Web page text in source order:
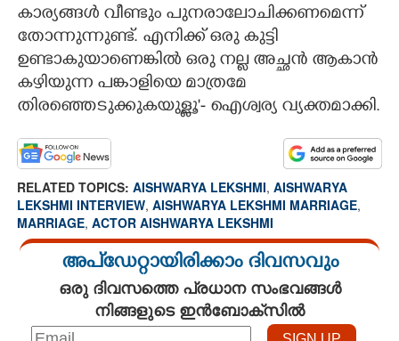
കാര്യങ്ങൾ വീണ്ടും പുനരാലോചിക്കണമെന്ന്
തോന്നുന്നുണ്ട്. എനിക്ക് ഒരു കുട്ടി
ഉണ്ടാകുയാണെങ്കിൽ ഒരു നല്ല അച്ഛൻ ആകാൻ
കഴിയുന്ന പങ്കാളിയെ മാത്രമേ
തിരഞ്ഞെടുക്കുകയുള്ളൂ'- ഐശ്വര്യ വ്യക്തമാക്കി.
RELATED TOPICS: AISHWARYA LEKSHMI, AISHWARYA
LEKSHMI INTERVIEW, AISHWARYA LEKSHMI MARRIAGE,
MARRIAGE, ACTOR AISHWARYA LEKSHMI
അപ്ഡേറ്റായിരിക്കാം ദിവസവും
ഒരു ദിവസത്തെ പ്രധാന സംഭവങ്ങൾ
നിങ്ങളുടെ ഇൻബോക്സിൽ